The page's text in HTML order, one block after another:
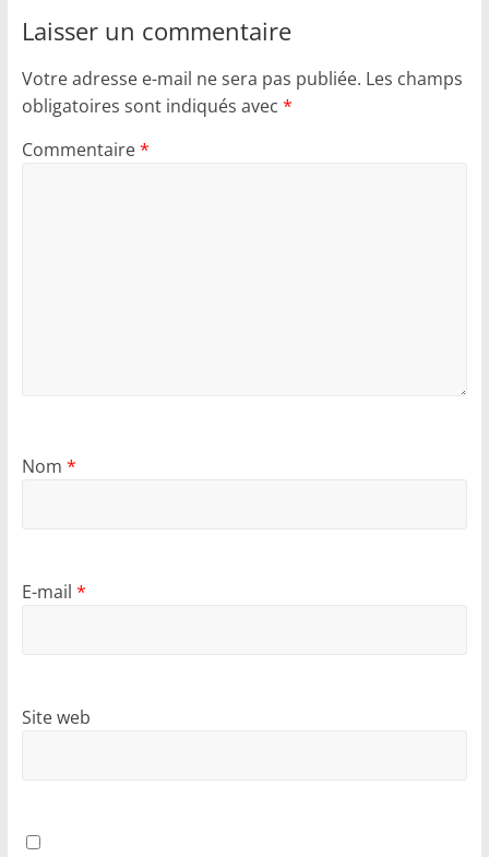
Laisser un commentaire
Votre adresse e-mail ne sera pas publiée. Les champs
obligatoires sont indiqués avec *
Commentaire*
Nom *
E-mail *
Site web